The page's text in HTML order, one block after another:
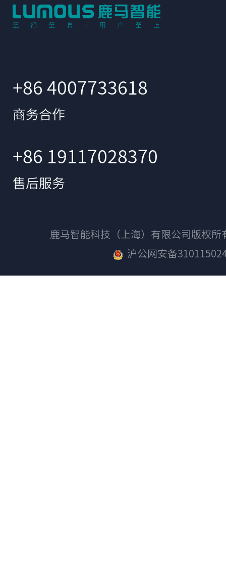
+86 4007733618
商务合作
+86 19117028370
售后服务
鹿马智能科技（上海）有限公司版权
沪公网安备